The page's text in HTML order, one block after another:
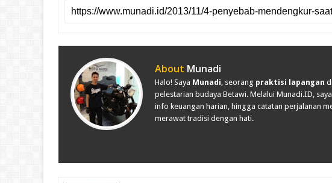
About Munadi
Halo! Saya Munadi, seorang praktisi lapangan
pelestarian budaya Betawi. Melalui Munadi.ID,
info keuangan harian, hingga catatan perjalanan
merawat tradisi dengan hati.